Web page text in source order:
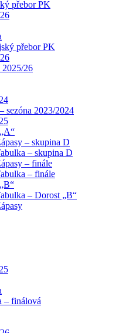
přebor PK
přebor PK
2025/26
sezóna 2023/2024
– skupina D
– skupina D
– finále
– finále
– Dorost „B“
– finálová